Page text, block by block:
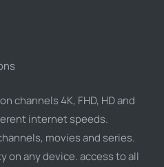
channels 4K, FHD, HD and
internet speeds.
movies and series.
on any device. access to all